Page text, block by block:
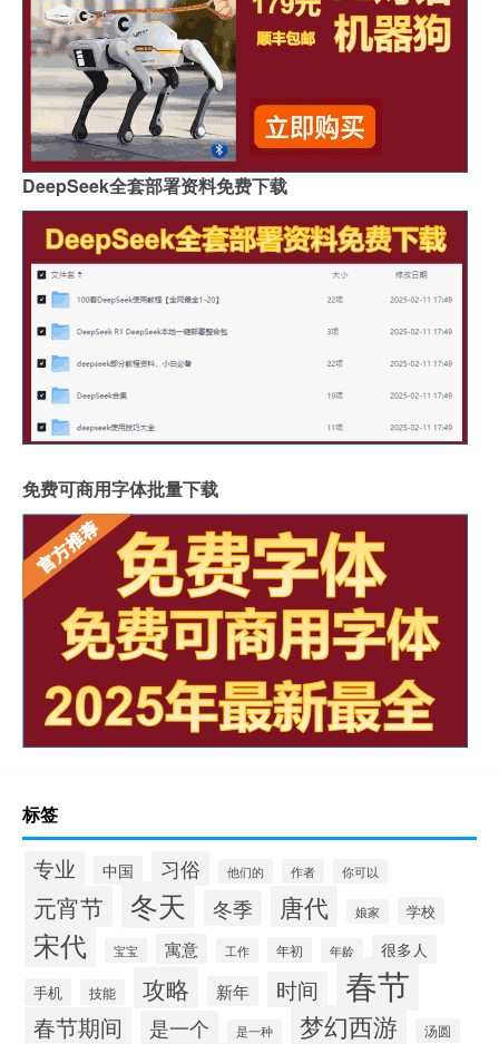
DeepSeek全套部署资料免费下载
免费可商用字体批量下载
标签
专业 中国 习俗 他们的 作者 你可以
元宵节 冬天 冬季 唐代 娘家 学校
宋代 宝宝 寓意 工作 年初 年龄 很多人
手机 技能 攻略 新年 时间 春节
春节期间 是一个 是一种 梦幻西游 汤圆